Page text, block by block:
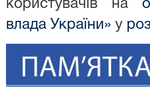
користувачів на
влада України» у